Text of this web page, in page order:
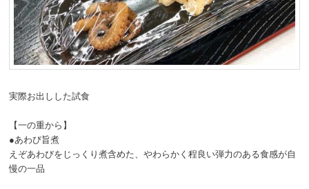
実際お出しした試食
【一の重から】
●あわび旨煮
えぞあわびをじっくり煮含めた、やわらかく程良い弾力のある食感が自
慢の一品